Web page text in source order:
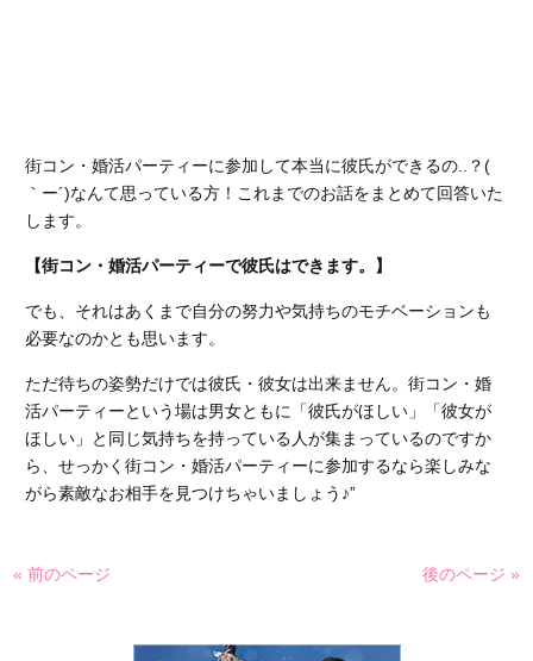
街コン・婚活パーティーに参加して本当に彼氏ができるの..？(
｀ー´)なんて思っている方！これまでのお話をまとめて回答いた
します。
【街コン・婚活パーティーで彼氏はできます。】
でも、それはあくまで自分の努力や気持ちのモチベーションも
必要なのかとも思います。
ただ待ちの姿勢だけでは彼氏・彼女は出来ません。街コン・婚
活パーティーという場は男女ともに「彼氏がほしい」「彼女が
ほしい」と同じ気持ちを持っている人が集まっているのですか
ら、せっかく街コン・婚活パーティーに参加するなら楽しみな
がら素敵なお相手を見つけちゃいましょう♪”
« 前のページ 後のページ »